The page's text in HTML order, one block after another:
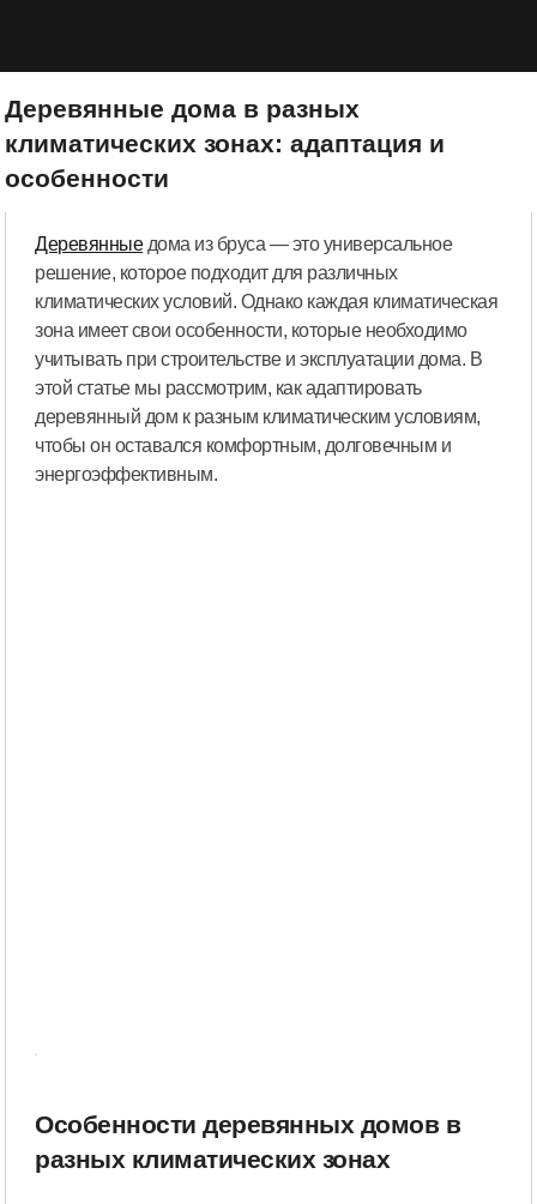
Деревянные дома в разных
климатических зонах: адаптация и
особенности
Деревянныедома из бруса — это универсальное
решение, которое подходит для различных
климатических условий. Однако каждая климатическая
зона имеет свои особенности, которые необходимо
учитывать при строительстве и эксплуатации дома. В
этой статье мы рассмотрим, как адаптировать
деревянный дом к разным климатическим условиям,
чтобы он оставался комфортным, долговечным и
энергоэффективным.
Особенности деревянных домов в
разных климатических зонах